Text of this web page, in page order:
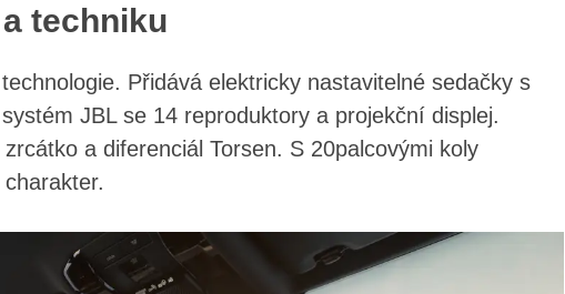
techniku
Přidává elektricky nastavitelné sedačky s
JBL se 14 reproduktory a projekční displej.
a diferenciál Torsen. S 20palcovými koly